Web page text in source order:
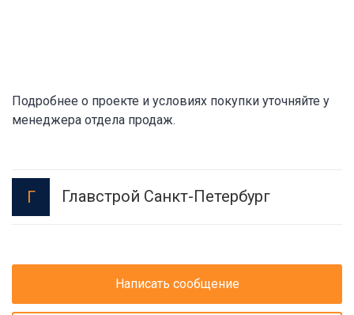
Подробнее о проекте и условиях покупки уточняйте у
менеджера отдела продаж.
Г Главстрой Санкт-Петербург
Написать сообщение